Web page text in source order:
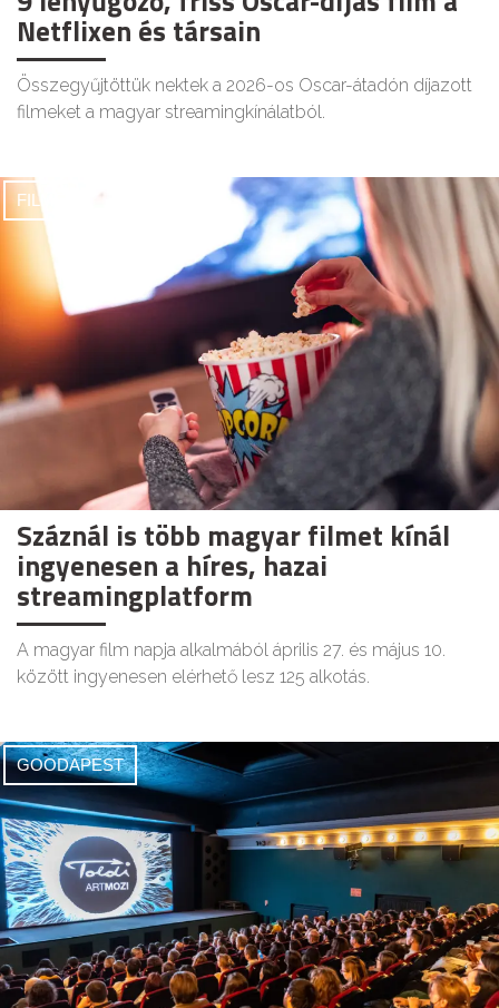
Netflixen és társain
Összegyűjtöttük nektek a 2026-os Oscar-átadón díjazott
filmeket a magyar streamingkínálatból.
FILMEK
Száznál is több magyar filmet kínál
ingyenesen a híres, hazai
streamingplatform
A magyar film napja alkalmából április 27. és május 10.
között ingyenesen elérhető lesz 125 alkotás.
GOODAPEST